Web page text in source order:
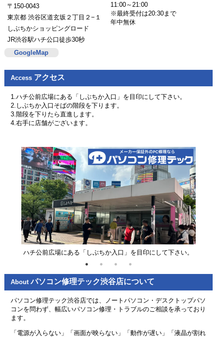
〒150-0043
東京都 渋谷区道玄坂２丁目２−１
しぶちかショッピングロード
JR渋谷駅ハチ公口徒歩30秒
GoogleMap
11:00～21:00
※最終受付は20:30まで
年中無休
Access アクセス
1.ハチ公前広場にある「しぶちか入口」を目印にして下さい。
2.しぶちか入口そばの階段を下ります。
3.階段を下りたら直進します。
4.右手に店舗がございます。
ハチ公前広場にある「しぶちか入口」を目印にして下さい。
About パソコン修理テック渋谷店について
パソコン修理テック渋谷店では、ノートパソコン・デスクトップパソ
コンを問わず、幅広いパソコン修理・トラブルのご相談を承っており
ます。
「電源が入らない」「画面が映らない」「動作が遅い」「液晶が割れ